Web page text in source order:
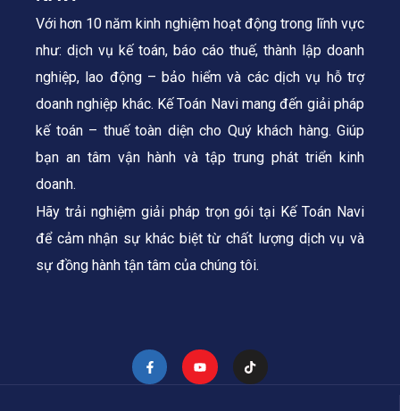
Với hơn 10 năm kinh nghiệm hoạt động trong lĩnh vực
như: dịch vụ kế toán, báo cáo thuế, thành lập doanh
nghiệp, lao động – bảo hiểm và các dịch vụ hỗ trợ
doanh nghiệp khác. Kế Toán Navi mang đến giải pháp
kế toán – thuế toàn diện cho Quý khách hàng. Giúp
bạn an tâm vận hành và tập trung phát triển kinh
doanh.
Hãy trải nghiệm giải pháp trọn gói tại Kế Toán Navi
để cảm nhận sự khác biệt từ chất lượng dịch vụ và
sự đồng hành tận tâm của chúng tôi.